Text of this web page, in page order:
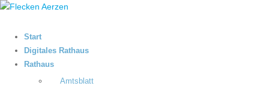
Start
Digitales Rathaus
Rathaus
Amtsblatt